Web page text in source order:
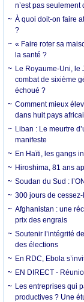
n’est pas
À quoi doit-on faire
?
« Faire roter sa
la santé ?
Le Royaume-Uni, le
combat de sixième
échoué ?
Comment mieux
dans huit pays
Liban : Le meurtre
manifeste
En Haïti, les gangs
Hiroshima, 81 ans
Soudan du Sud :
300 jours de
Afghanistan : une
prix des engrais
Soutenir l’intégrité
des élections
En RDC, Ebola
EN DIRECT -
Les entreprises qui
productives ? Une